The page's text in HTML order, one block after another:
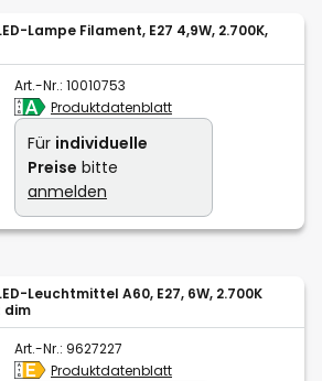
Lampe Filament, E27 4,9W, 2.700K,
Art.-Nr.: 10010753
Produktdatenblatt
Für individuelle
Preise bitte
anmelden
Leuchtmittel A60, E27, 6W, 2.700K
dim
Art.-Nr.: 9627227
Produktdatenblatt